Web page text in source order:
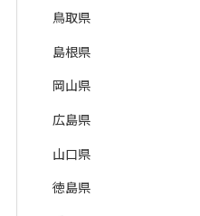
鳥取県
島根県
岡山県
広島県
山口県
徳島県